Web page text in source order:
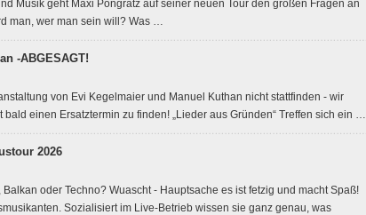
Musik geht Maxi Pongratz auf seiner neuen Tour den großen Fragen an
man, wer man sein will? Was …
-ABGESAGT!
von Evi Kegelmaier und Manuel Kuthan nicht stattfinden - wir
bald einen Ersatztermin zu finden! „Lieder aus Gründen“ Treffen sich ein …
2026
oder Techno? Wuascht - Hauptsache es ist fetzig und macht Spaß!
Sozialisiert im Live-Betrieb wissen sie ganz genau, was